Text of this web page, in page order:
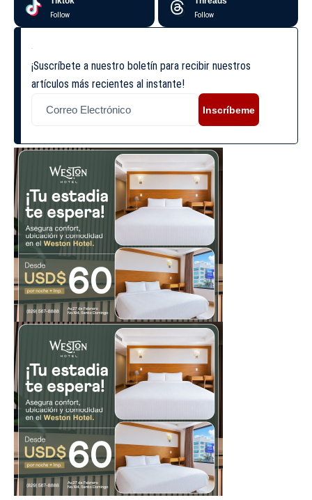
Follow Follow
¡Suscríbete a nuestro boletín para recibir nuestros
artículos más recientes al instante!
Inscríbeme